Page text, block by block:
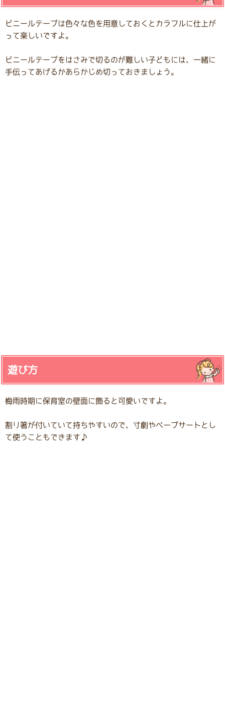
ビニールテープは色々な色を用意しておくとカラフルに仕上が
って楽しいですよ。
ビニールテープをはさみで切るのが難しい子どもには、一緒に
手伝ってあげるかあらかじめ切っておきましょう。
遊び方
梅雨時期に保育室の壁面に飾ると可愛いですよ。
割り箸が付いていて持ちやすいので、寸劇やペープサートとし
て使うこともできます♪